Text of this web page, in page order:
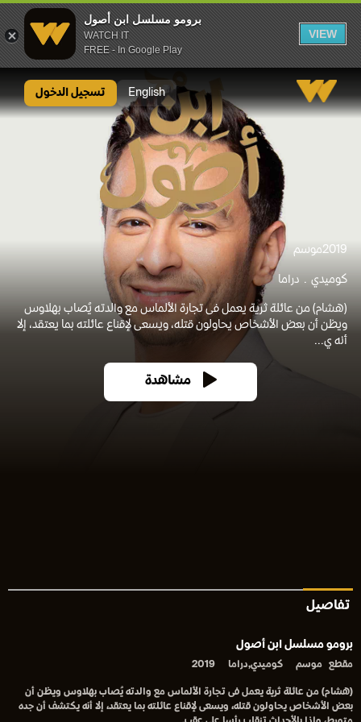
برومو مسلسل ابن أصول
WATCH IT
FREE - In Google Play
VIEW
English تسجيل الدخول
2019موسم
كوميدي دراما
(هشام) من عائلة ثرية يعمل فى تجارة الألماس مع والدته يُصاب بهلاوس
ويظن أن بعض الأشخاص يحاولون قتله، ويسعى لإقناع عائلته بما يعتقد، إلا
أنه ي...
مشاهدة
تفاصيل
برومو مسلسل ابن أصول
مقطع موسم كوميدي,دراما 2019
(هشام) من عائلة ثرية يعمل فى تجارة الألماس مع والدته يُصاب بهلاوس ويظن أن
بعض الأشخاص يحاولون قتله، ويسعى لإقناع عائلته بما يعتقد، إلا أنه يكتشف أن جده